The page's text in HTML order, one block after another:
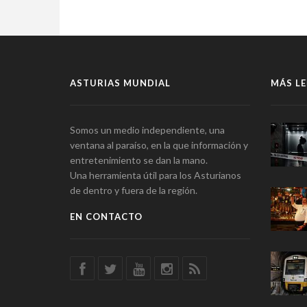
ASTURIAS MUNDIAL
Somos un medio independiente, una
ventana al paraíso, en la que información y
entretenimiento se dan la mano.
Una herramienta útil para los Asturianos
de dentro y fuera de la región.
EN CONTACTO
MÁS